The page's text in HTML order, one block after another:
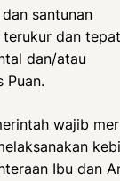
santunan
dan
dan/atau
Puan.
wajib
Ibu dan